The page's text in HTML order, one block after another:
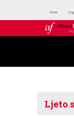
Home
Ljeto